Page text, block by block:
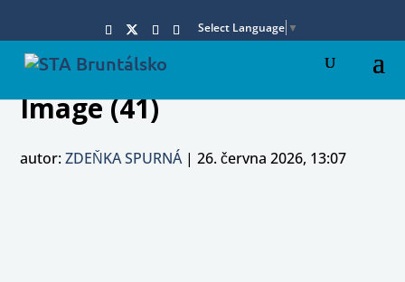
Select Language ▼
Image (41)
autor:ZDEŇKA SPURNÁ|26. června 2026, 13:07